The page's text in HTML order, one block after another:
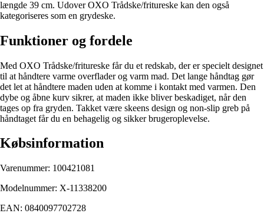
længde 39 cm. Udover OXO Trådske/fritureske kan den også
kategoriseres som en grydeske.
Funktioner og fordele
Med OXO Trådske/fritureske får du et redskab, der er specielt designet
til at håndtere varme overflader og varm mad. Det lange håndtag gør
det let at håndtere maden uden at komme i kontakt med varmen. Den
dybe og åbne kurv sikrer, at maden ikke bliver beskadiget, når den
tages op fra gryden. Takket være skeens design og non-slip greb på
håndtaget får du en behagelig og sikker brugeroplevelse.
Købsinformation
Varenummer: 100421081
Modelnummer: X-11338200
EAN: 0840097702728